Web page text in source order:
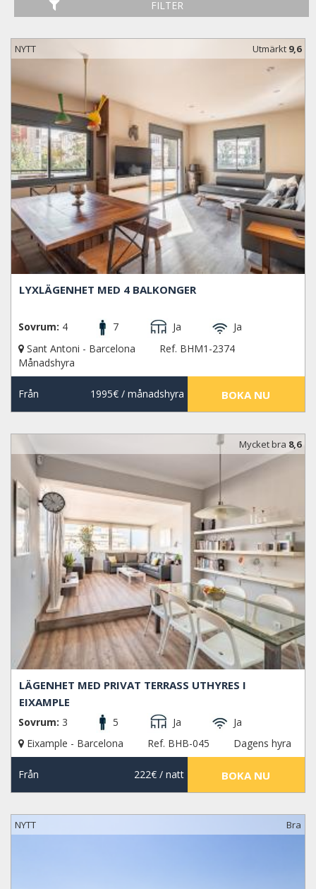
FILTER
NYTT Utmärkt 9,6
LYXLÄGENHET MED 4 BALKONGER
Sovrum: 4 7 Ja
Ja
Sant Antoni - Barcelona
Ref. BHM1-2374
Månadshyra
Från 1995€/ månadshyra BOKA NU
Mycket bra 8,6
LÄGENHET MED PRIVAT TERRASS UTHYRES I
EIXAMPLE
Sovrum: 3 5 Ja
Ja
Eixample - Barcelona
Ref. BHB-045 Dagens hyra
Från 222€/ natt BOKA NU
NYTT Bra